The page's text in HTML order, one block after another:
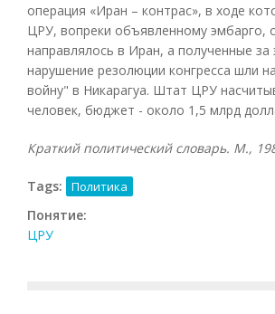
операция «Иран – контрас», в ходе
ЦРУ, вопреки объявленному эмбарго,
направлялось в Иран, а полученные за
нарушение резолюции конгресса шли
войну" в Никарагуа. Штат ЦРУ
человек, бюджет - около 1,5 млрд
Краткий политический словарь. М.,
Tags: Политика
Понятие:
ЦРУ